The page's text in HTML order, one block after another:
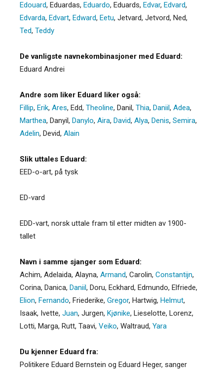
Edouard, Eduardas, Eduardo, Eduards, Edvar, Edvard,
Edvarda, Edvart, Edward, Eetu, Jetvard, Jetvord, Ned,
Ted, Teddy
De vanligste navnekombinasjoner med Eduard:
Eduard Andrei
Andre som liker Eduard liker også:
Fillip, Erik, Ares, Edd, Theoline, Danil, Thia, Daniil, Adea,
Marthea, Danyil, Danylo, Aira, David, Alya, Denis, Semira,
Adelin, Devid, Alain
Slik uttales Eduard:
EED-o-art, på tysk
ED-vard
EDD-vart, norsk uttale fram til etter midten av 1900-
tallet
Navn i samme sjanger som Eduard:
Achim, Adelaida, Alayna, Armand, Carolin, Constantijn,
Corina, Danica, Daniil, Doru, Eckhard, Edmundo, Elfriede,
Elion, Fernando, Friederike, Gregor, Hartwig, Helmut,
Isaak, Ivette, Juan, Jurgen, Kjønike, Lieselotte, Lorenz,
Lotti, Marga, Rutt, Taavi, Veiko, Waltraud, Yara
Du kjenner Eduard fra:
Politikere Eduard Bernstein og Eduard Heger, sanger